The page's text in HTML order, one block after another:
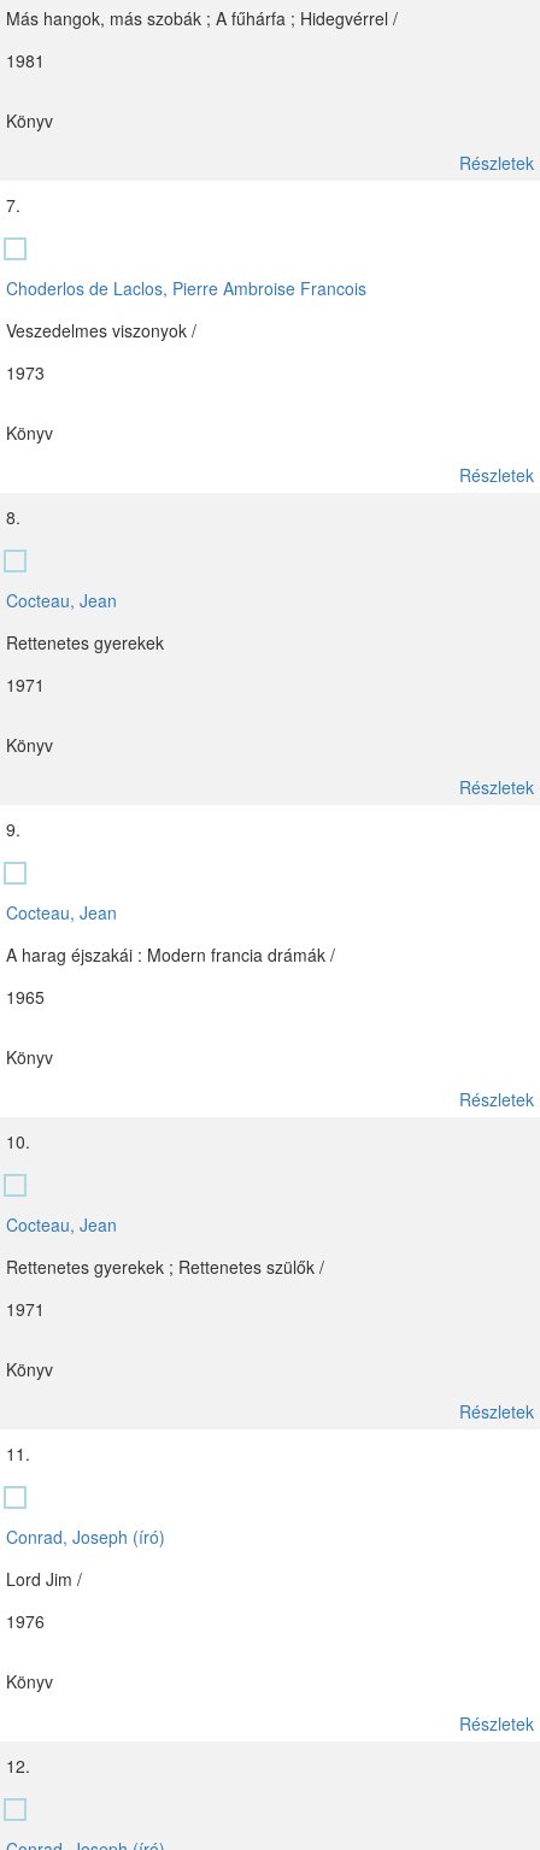
Más hangok, más szobák ; A fűhárfa ; Hidegvérrel /
1981
Könyv
Részletek
7.
Choderlos de Laclos, Pierre Ambroise Francois
Veszedelmes viszonyok /
1973
Könyv
Részletek
8.
Cocteau, Jean
Rettenetes gyerekek
1971
Könyv
Részletek
9.
Cocteau, Jean
A harag éjszakái : Modern francia drámák /
1965
Könyv
Részletek
10.
Cocteau, Jean
Rettenetes gyerekek ; Rettenetes szülők /
1971
Könyv
Részletek
11.
Conrad, Joseph (író)
Lord Jim /
1976
Könyv
Részletek
12.